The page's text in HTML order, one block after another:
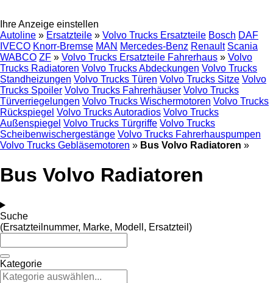
Ihre Anzeige einstellen
Autoline » Ersatzteile » Volvo Trucks Ersatzteile Bosch DAF
IVECO Knorr-Bremse MAN Mercedes-Benz Renault Scania
WABCO ZF » Volvo Trucks Ersatzteile Fahrerhaus » Volvo
Trucks Radiatoren Volvo Trucks Abdeckungen Volvo Trucks
Standheizungen Volvo Trucks Türen Volvo Trucks Sitze Volvo
Trucks Spoiler Volvo Trucks Fahrerhäuser Volvo Trucks
Türverriegelungen Volvo Trucks Wischermotoren Volvo Trucks
Rückspiegel Volvo Trucks Autoradios Volvo Trucks
Außenspiegel Volvo Trucks Türgriffe Volvo Trucks
Scheibenwischergestänge Volvo Trucks Fahrerhauspumpen
Volvo Trucks Gebläsemotoren » Bus Volvo Radiatoren »
Bus Volvo Radiatoren
Suche
(Ersatzteilnummer, Marke, Modell, Ersatzteil)
Kategorie